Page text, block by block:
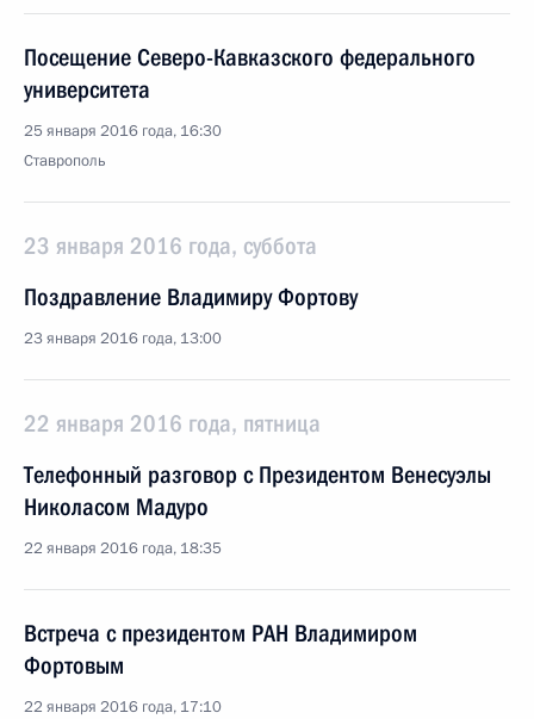
Посещение Северо-Кавказского федерального
университета
25 января 2016 года, 16:30
Ставрополь
23 января 2016 года, суббота
Поздравление Владимиру Фортову
23 января 2016 года, 13:00
22 января 2016 года, пятница
Телефонный разговор с Президентом Венесуэлы
Николасом Мадуро
22 января 2016 года, 18:35
Встреча с президентом РАН Владимиром
Фортовым
22 января 2016 года, 17:10